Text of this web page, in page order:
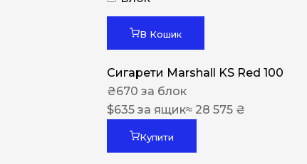
В Кошик
Сигарети Marshall KS Red 100
₴670 за блок
$635 за ящик≈ 28 575 ₴
Купити